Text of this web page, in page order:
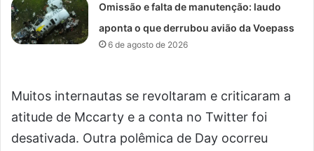
Omissão e falta de manutenção: laudo
aponta o que derrubou avião da Voepass
6 de agosto de 2026
Muitos internautas se revoltaram e criticaram a
atitude de Mccarty e a conta no Twitter foi
desativada. Outra polêmica de Day ocorreu